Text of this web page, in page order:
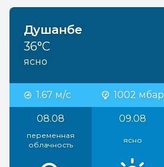
Душанбе
36°C
ясно
1.67 м/с 1002 мбар
08.08
переменная
облачность
09.08
ясно